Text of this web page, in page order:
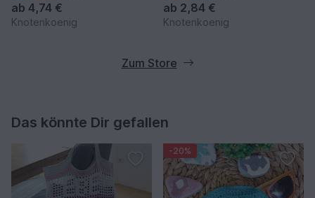
ab 4,74 €
Knotenkoenig
ab 2,84 €
Knotenkoenig
Zum Store
Das könnte Dir gefallen
-20%